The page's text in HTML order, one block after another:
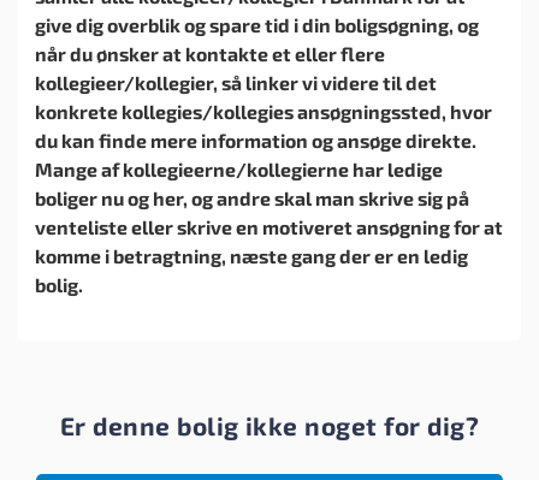
give dig overblik og spare tid i din boligsøgning, og
når du ønsker at kontakte et eller flere
kollegieer/kollegier, så linker vi videre til det
konkrete kollegies/kollegies ansøgningssted, hvor
du kan finde mere information og ansøge direkte.
Mange af kollegieerne/kollegierne har ledige
boliger nu og her, og andre skal man skrive sig på
venteliste eller skrive en motiveret ansøgning for at
komme i betragtning, næste gang der er en ledig
bolig.
Er denne bolig ikke noget for dig?